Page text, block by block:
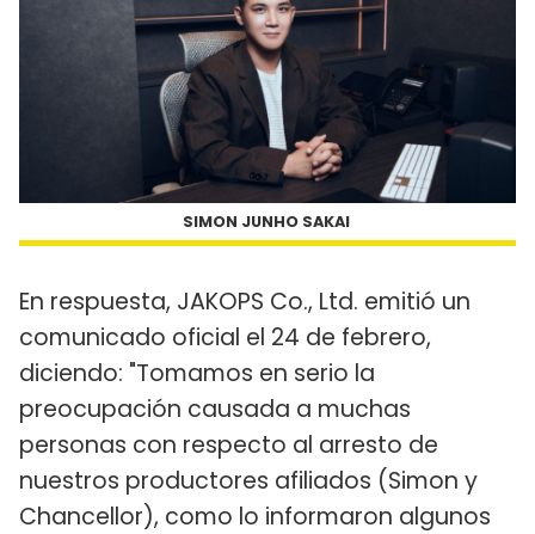
SIMON JUNHO SAKAI
En respuesta, JAKOPS Co., Ltd. emitió un
comunicado oficial el 24 de febrero,
diciendo: "Tomamos en serio la
preocupación causada a muchas
personas con respecto al arresto de
nuestros productores afiliados (Simon y
Chancellor), como lo informaron algunos